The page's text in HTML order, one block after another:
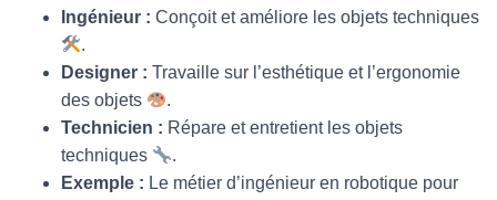
Ingénieur : Conçoit et améliore les objets techniques
.
Designer : Travaille sur l’esthétique et l’ergonomie
des objets
.
Technicien : Répare et entretient les objets
techniques
.
Exemple : Le métier d’ingénieur en robotique pour